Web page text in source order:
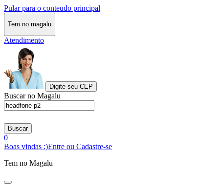
Pular para o conteudo principal
Tem no magalu
Atendimento
Digite seu CEP
Buscar no Magalu
Buscar
0
Boas vindas :)Entre ou Cadastre-se
Tem no Magalu